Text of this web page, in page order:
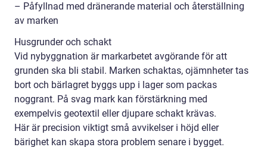
– Påfyllnad med dränerande material och återställning
av marken
Husgrunder och schakt
Vid nybyggnation är markarbetet avgörande för att
grunden ska bli stabil. Marken schaktas, ojämnheter tas
bort och bärlagret byggs upp i lager som packas
noggrant. På svag mark kan förstärkning med
exempelvis geotextil eller djupare schakt krävas.
Här är precision viktigt små avvikelser i höjd eller
bärighet kan skapa stora problem senare i bygget.